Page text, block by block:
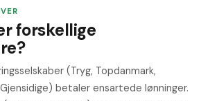
forskellige
(Tryg, Topdanmark,
betaler ensartede lønninger.